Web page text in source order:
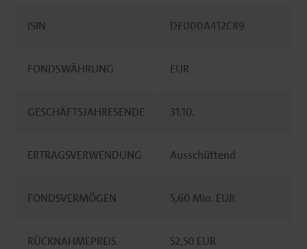
ISIN DE000A412C89
FONDSWÄHRUNG EUR
GESCHÄFTSJAHRESENDE 31.10.
ERTRAGSVERWENDUNG Ausschüttend
FONDSVERMÖGEN 5,60 Mio. EUR
RÜCKNAHMEPREIS 52,50 EUR